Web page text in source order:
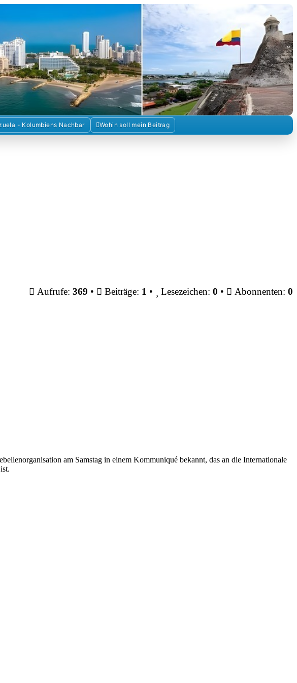
Gemeinschaft im Kolumbienforum
- Kolumbiens Nachbar Wohin soll mein Beitrag
Aufrufe: 369 • Beiträge: 1 • Lesezeichen: 0 • Abonnenten: 0
am Samstag in einem Kommuniqué bekannt, das an die Internationale